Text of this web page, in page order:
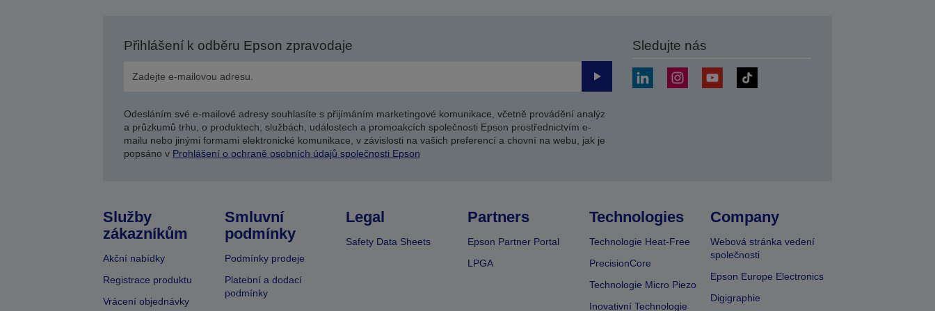
Přihlášení k odběru Epson zpravodaje
Odeslat
Odesláním své e-mailové adresy souhlasíte s přijímáním marketingové komunikace, včetně provádění analýz
a průzkumů trhu, o produktech, službách, událostech a promoakcích společnosti Epson prostřednictvím e-
mailu nebo jinými formami elektronické komunikace, v závislosti na vašich preferencí a chovní na webu, jak je
popsáno v Prohlášení o ochraně osobních údajů společnosti Epson
Sledujte nás
Služby
zákazníkům
Akční nabídky
Registrace produktu
Vrácení objednávky
Smluvní
podmínky
Podmínky prodeje
Platební a dodací
podmínky
Legal
Safety Data Sheets
Partners
Epson Partner Portal
LPGA
Technologies
Technologie Heat-Free
PrecisionCore
Technologie Micro Piezo
Inovativní Technologie
Company
Webová stránka vedení
společnosti
Epson Europe Electronics
Digigraphie